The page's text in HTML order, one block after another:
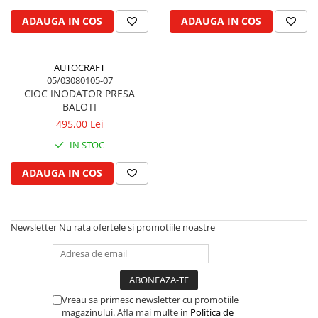
Biela motor
Cuzineti de biela
Suruburi si piulite biela
Bloc motor
Dop si accesorii de umplere cu ulei
Joja de ulei
Supape de admisie
Supape de evacuare
Ghidaj pentru supapa
Pene si garnituri pentru supape
Distributie
Ax cu came si inel, garnituri,
obturator
Evacuare si admisie
Kramer
Mc Cormick
Zetor
Claas / Renault
Armatrac
Dongfeng
Case IH
Massey Ferguson
Mecanica Ceahlau
Taarup
Kverneland
Niemeyer
Gallignani
John Deere
SIP
Disc romanesc
ADAUGA IN COS ADAUGA IN COS
AUTOCRAFT
05/03080105-07
CIOC INODATOR PRESA
BALOTI
495,00 Lei
IN STOC
ADAUGA IN COS
Newsletter Nu rata ofertele si promotiile noastre
Vreau sa primesc newsletter cu promotiile
magazinului. Afla mai multe in Politica de